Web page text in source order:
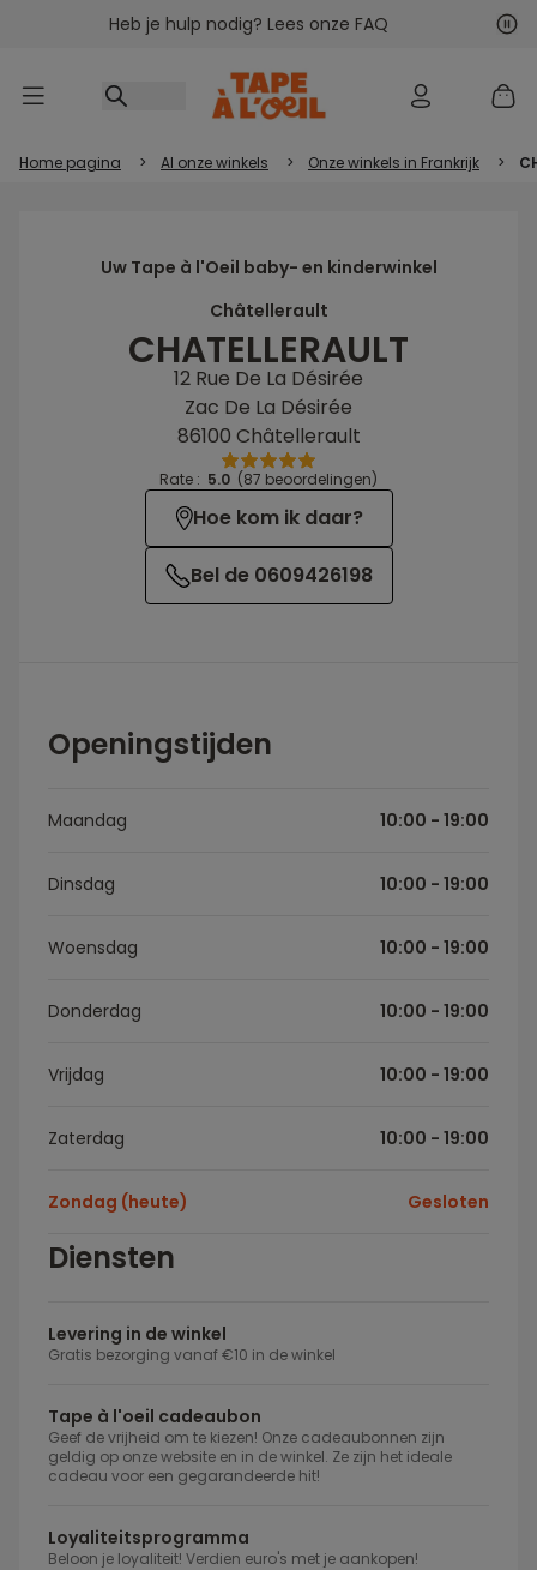
Ga naar inhoudHeb je hulp nodig? Lees onze FAQ
Home pagina > Al onze winkels > Onze winkels in Frankrijk >
Uw Tape à l'Oeil baby- en kinderwinkel
Châtellerault
CHATELLERAULT
12 Rue De La Désirée
Zac De La Désirée
86100 Châtellerault
Rate : 5.0 (87 beoordelingen)
Hoe kom ik daar?
Bel de 0609426198
Openingstijden
Maandag 10:00 - 19:00
Dinsdag 10:00 - 19:00
Woensdag 10:00 - 19:00
Donderdag 10:00 - 19:00
Vrijdag 10:00 - 19:00
Zaterdag 10:00 - 19:00
Zondag (heute) Gesloten
Diensten
Levering in de winkel
Gratis bezorging vanaf €10 in de winkel
Tape à l'oeil cadeaubon
Geef de vrijheid om te kiezen! Onze cadeaubonnen zijn
geldig op onze website en in de winkel. Ze zijn het ideale
cadeau voor een gegarandeerde hit!
Loyaliteitsprogramma
Beloon je loyaliteit! Verdien euro's met je aankopen!